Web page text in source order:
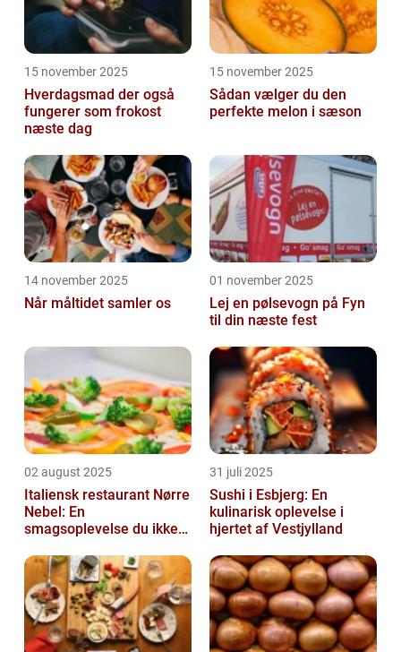
15 november 2025
Hverdagsmad der også
fungerer som frokost
næste dag
15 november 2025
Sådan vælger du den
perfekte melon i sæson
14 november 2025
Når måltidet samler os
01 november 2025
Lej en pølsevogn på Fyn
til din næste fest
02 august 2025
Italiensk restaurant Nørre
Nebel: En
smagsoplevelse du ikke
31 juli 2025
Sushi i Esbjerg: En
kulinarisk oplevelse i
hjertet af Vestjylland